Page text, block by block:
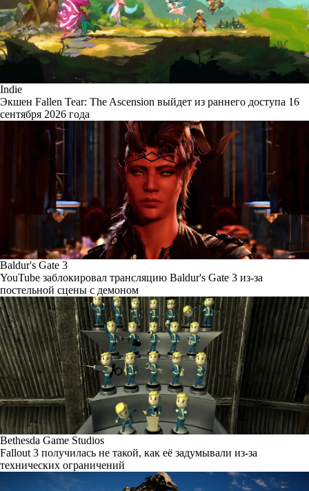
Indie
Экшен Fallen Tear: The Ascension выйдет из раннего доступа 16
сентября 2026 года
Baldur's Gate 3
YouTube заблокировал трансляцию Baldur's Gate 3 из-за
постельной сцены с демоном
Bethesda Game Studios
Fallout 3 получилась не такой, как её задумывали из-за
технических ограничений